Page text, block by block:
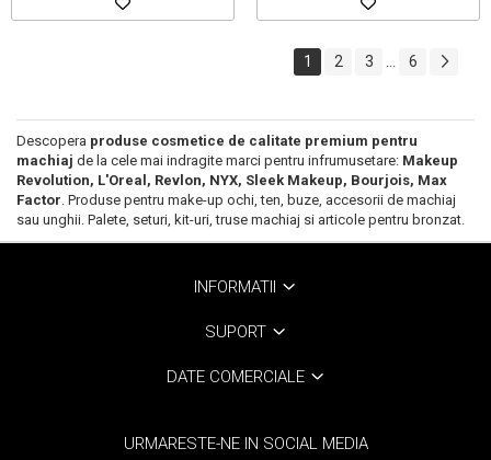
1 2 3 ... 6
Descopera produse cosmetice de calitate premium pentru
machiaj de la cele mai indragite marci pentru infrumusetare: Makeup
Revolution, L'Oreal, Revlon, NYX, Sleek Makeup, Bourjois, Max
Factor. Produse pentru make-up ochi, ten, buze, accesorii de machiaj
sau unghii. Palete, seturi, kit-uri, truse machiaj si articole pentru bronzat.
INFORMATII
SUPORT
DATE COMERCIALE
URMARESTE-NE IN SOCIAL MEDIA